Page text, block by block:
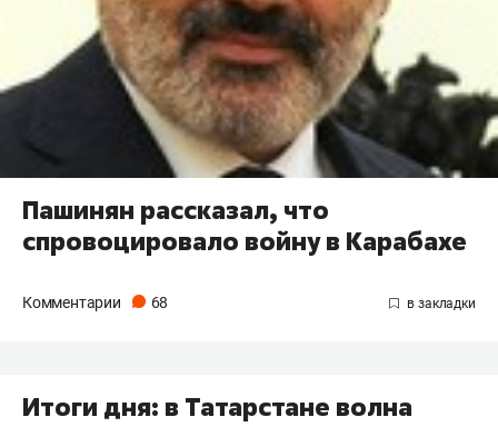
Пашинян рассказал, что
спровоцировало войну в Карабахе
Комментарии 68
Итоги дня: в Татарстане волна